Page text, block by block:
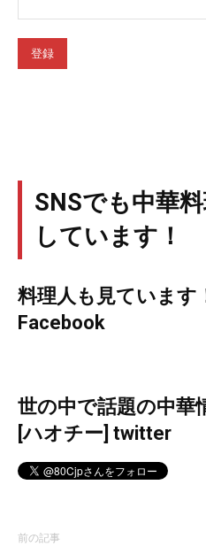
SNSでも中華
しています！
料理人も見ています
Facebook
世の中で話題の中華
[ハオチー] twitter
前の記事